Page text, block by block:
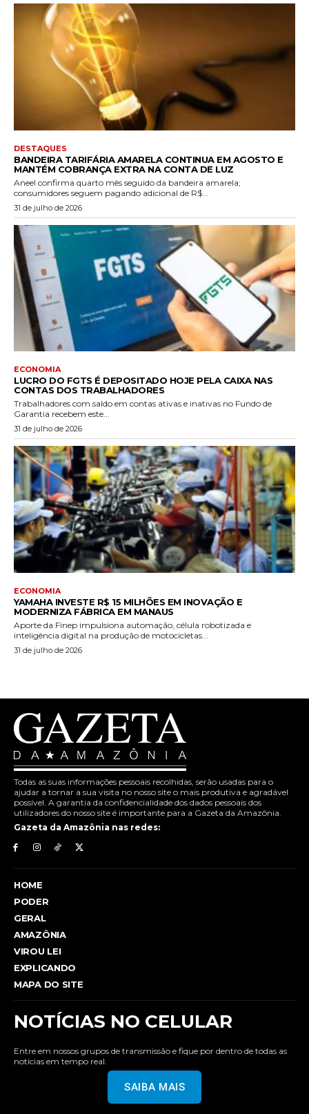
DESTAQUES
BANDEIRA TARIFÁRIA AMARELA CONTINUA EM AGOSTO E
MANTÉM COBRANÇA EXTRA NA CONTA DE LUZ
Aneel confirma quarto mês seguido da bandeira amarela;
consumidores seguem pagando adicional de R$...
31 de julho de 2026
ECONOMIA
LUCRO DO FGTS É DEPOSITADO HOJE PELA CAIXA NAS
CONTAS DOS TRABALHADORES
Trabalhadores com saldo em contas ativas e inativas no Fundo de
Garantia recebem este...
31 de julho de 2026
ECONOMIA
YAMAHA INVESTE R$ 15 MILHÕES EM INOVAÇÃO E
MODERNIZA FÁBRICA EM MANAUS
Aporte da Finep impulsiona automação, célula robotizada e
inteligência digital na produção de motocicletas...
31 de julho de 2026
Todas as suas informações pessoais recolhidas, serão usadas para o
ajudar a tornar a sua visita no nosso site o mais produtiva e agradável
possível. A garantia da confidencialidade dos dados pessoais dos
utilizadores do nosso site é importante para a Gazeta da Amazônia.
Gazeta da Amazônia nas redes:
HOME
PODER
GERAL
AMAZÔNIA
VIROU LEI
EXPLICANDO
MAPA DO SITE
NOTÍCIAS NO CELULAR
Entre em nossos grupos de transmissão e fique por dentro de todas as
notícias em tempo real.
SAIBA MAIS